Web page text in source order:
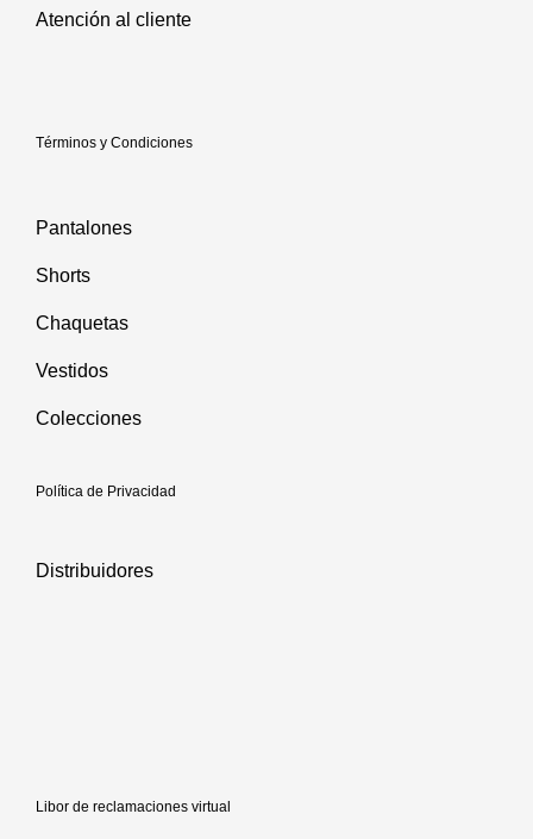
Atención al cliente
Términos y Condiciones
Pantalones
Shorts
Chaquetas
Vestidos
Colecciones
Política de Privacidad
Distribuidores
Libor de reclamaciones virtual